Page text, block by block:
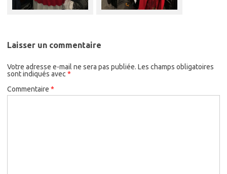
Laisser un commentaire
Votre adresse e-mail ne sera pas publiée. Les champs obligatoires
sont indiqués avec *
Commentaire *